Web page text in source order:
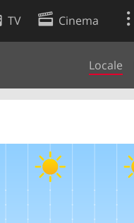
TV Cinema
Locale